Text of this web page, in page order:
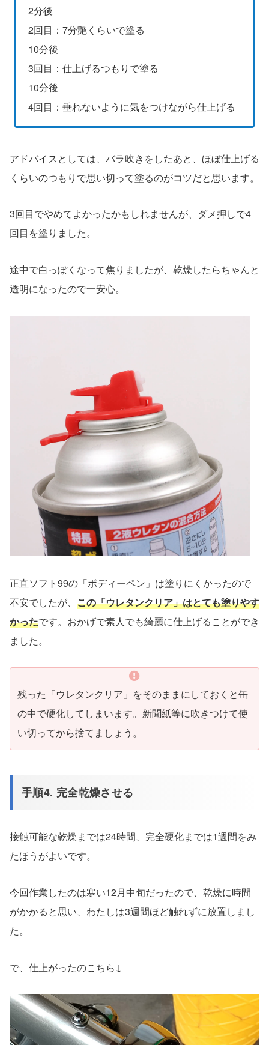
2分後
2回目：7分艶くらいで塗る
10分後
3回目：仕上げるつもりで塗る
10分後
4回目：垂れないように気をつけながら仕上げる
アドバイスとしては、バラ吹きをしたあと、ほぼ仕上げる
くらいのつもりで思い切って塗るのがコツだと思います。
3回目でやめてよかったかもしれませんが、ダメ押しで4
回目を塗りました。
途中で白っぽくなって焦りましたが、乾燥したらちゃんと
透明になったので一安心。
正直ソフト99の「ボディーペン」は塗りにくかったので
不安でしたが、 この「ウレタンクリア」はとても塗りやす
かったです。おかげで素人でも綺麗に仕上げることができ
ました。
残った「ウレタンクリア」をそのままにしておくと缶
の中で硬化してしまいます。新聞紙等に吹きつけて使
い切ってから捨てましょう。
手順4. 完全乾燥させる
接触可能な乾燥までは24時間、 完全硬化までは1週間をみ
たほうがよいです。
今回作業したのは寒い12月中旬だったので、乾燥に時間
がかかると思い、わたしは3週間ほど触れずに放置しまし
た。
で、仕上がったのこちら↓